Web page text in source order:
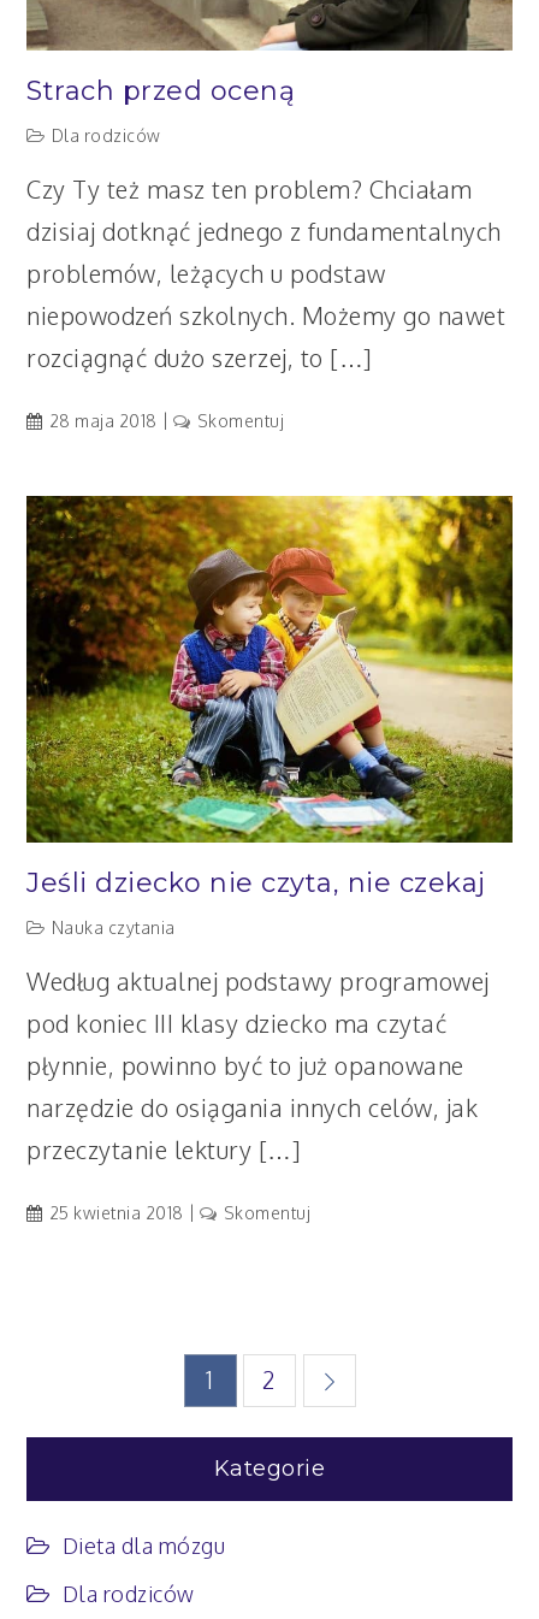
Strach przed oceną
Dla rodziców
Czy Ty też masz ten problem? Chciałam
dzisiaj dotknąć jednego z fundamentalnych
problemów, leżących u podstaw
niepowodzeń szkolnych. Możemy go nawet
rozciągnąć dużo szerzej, to […]
28 maja 2018 Skomentuj
oceną
Jeśli dziecko nie czyta, nie czekaj
Nauka czytania
Według aktualnej podstawy programowej
pod koniec III klasy dziecko ma czytać
płynnie, powinno być to już opanowane
narzędzie do osiągania innych celów, jak
przeczytanie lektury […]
25 kwietnia 2018 Skomentuj
nie
czekaj
Stronicowanie
wpisów
1 2
Kategorie
Dieta dla mózgu
Dla rodziców